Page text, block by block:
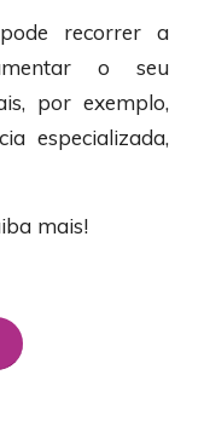
recorrer a
o seu
por exemplo,
especializada,
mais!